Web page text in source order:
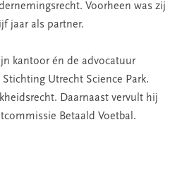
Voorheen was zij
jaar als partner.
kantoor én de advocatuur
Utrecht Science Park.
Daarnaast vervult hij
Betaald Voetbal.